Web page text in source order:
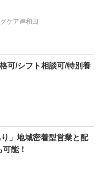
ケア岸和田
可/シフト相談可/特別養
」地域密着型営業と配
能！